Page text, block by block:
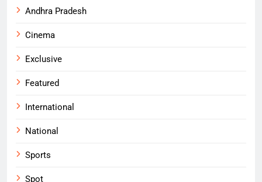
Andhra Pradesh
Cinema
Exclusive
Featured
International
National
Sports
Spot